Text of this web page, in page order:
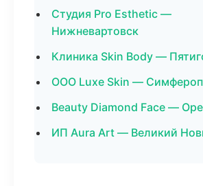
Студия Pro Esthetic —
Нижневартовск
Клиника Skin Body —
ООО Luxe Skin —
Beauty Diamond Face —
ИП Aura Art — Великий